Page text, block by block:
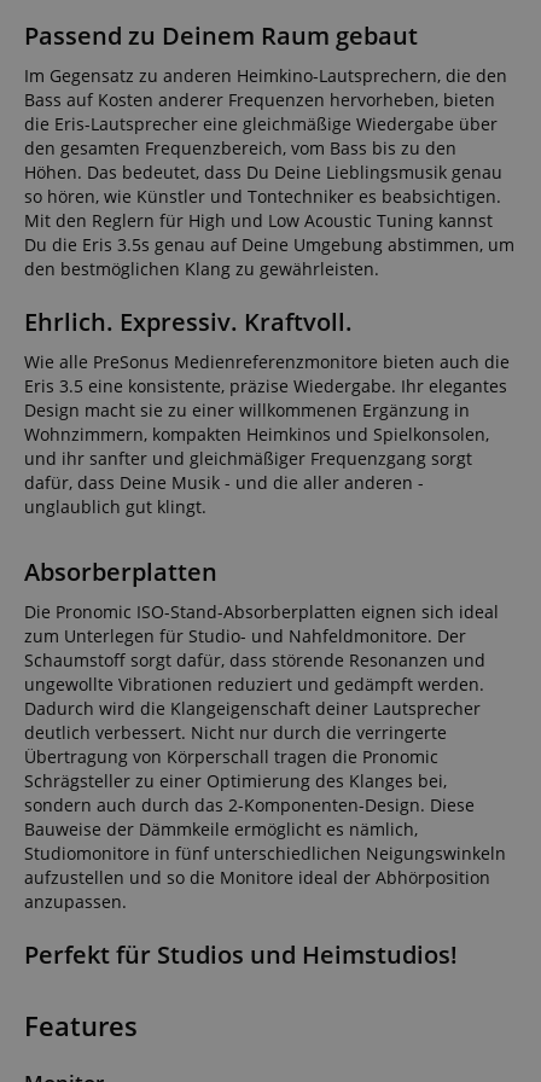
Passend zu Deinem Raum gebaut
Im Gegensatz zu anderen Heimkino-Lautsprechern, die den
Bass auf Kosten anderer Frequenzen hervorheben, bieten
die Eris-Lautsprecher eine gleichmäßige Wiedergabe über
den gesamten Frequenzbereich, vom Bass bis zu den
Höhen. Das bedeutet, dass Du Deine Lieblingsmusik genau
so hören, wie Künstler und Tontechniker es beabsichtigen.
Mit den Reglern für High und Low Acoustic Tuning kannst
Du die Eris 3.5s genau auf Deine Umgebung abstimmen, um
den bestmöglichen Klang zu gewährleisten.
Ehrlich. Expressiv. Kraftvoll.
Wie alle PreSonus Medienreferenzmonitore bieten auch die
Eris 3.5 eine konsistente, präzise Wiedergabe. Ihr elegantes
Design macht sie zu einer willkommenen Ergänzung in
Wohnzimmern, kompakten Heimkinos und Spielkonsolen,
und ihr sanfter und gleichmäßiger Frequenzgang sorgt
dafür, dass Deine Musik - und die aller anderen -
unglaublich gut klingt.
Absorberplatten
Die Pronomic ISO-Stand-Absorberplatten eignen sich ideal
zum Unterlegen für Studio- und Nahfeldmonitore. Der
Schaumstoff sorgt dafür, dass störende Resonanzen und
ungewollte Vibrationen reduziert und gedämpft werden.
Dadurch wird die Klangeigenschaft deiner Lautsprecher
deutlich verbessert. Nicht nur durch die verringerte
Übertragung von Körperschall tragen die Pronomic
Schrägsteller zu einer Optimierung des Klanges bei,
sondern auch durch das 2-Komponenten-Design. Diese
Bauweise der Dämmkeile ermöglicht es nämlich,
Studiomonitore in fünf unterschiedlichen Neigungswinkeln
aufzustellen und so die Monitore ideal der Abhörposition
anzupassen.
Perfekt für Studios und Heimstudios!
Features